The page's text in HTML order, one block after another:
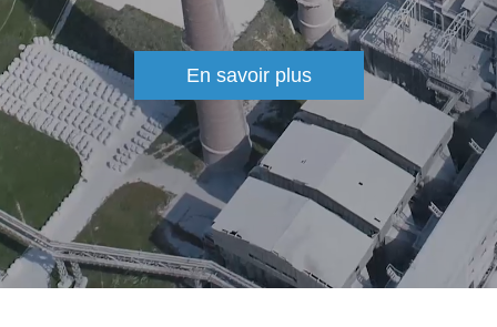
En savoir plus